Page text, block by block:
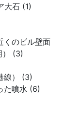
大石 (1)
くのビル壁面
） (3)
線） (3)
た噴水 (6)